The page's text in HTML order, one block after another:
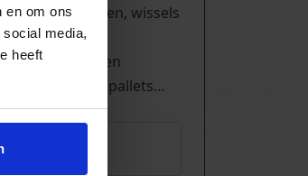
en om ons
media,
heeft
harmonicabanen, wissels
gebruikt
toepassingen
kratjes, pallets…